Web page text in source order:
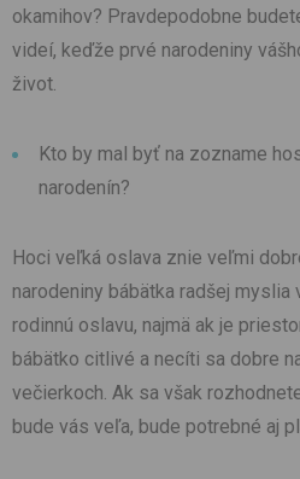
okamihov? Pravdepodobne
videí, keďže prvé narodeniny
život.
Kto by mal byť na zozname
narodenín?
Hoci veľká oslava znie veľmi
narodeniny bábätka radšej myslia
rodinnú oslavu, najmä ak je
bábätko citlivé a necíti sa dobre
večierkoch. Ak sa však
bude vás veľa, bude potrebné aj